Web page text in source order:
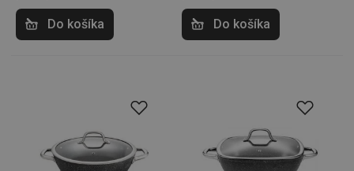
Do košíka Do košíka
1 rok